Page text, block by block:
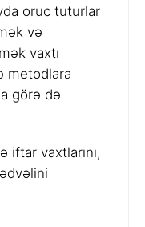
oruc tuturlar
və
vaxtı
metodlara
görə də
iftar vaxtlarını,